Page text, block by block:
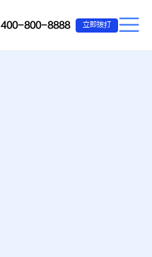
400-800-8888 立即拨打